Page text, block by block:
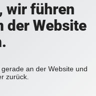
wir führen
der Website
an der Website und
zurück.